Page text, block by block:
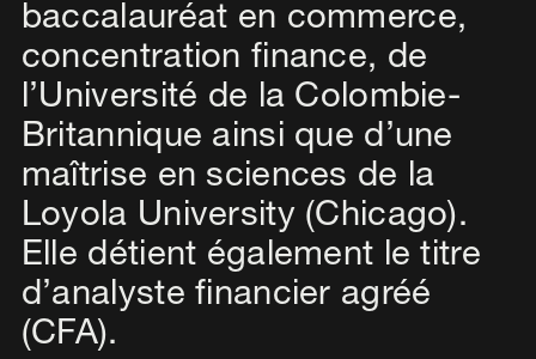
baccalauréat en commerce,
concentration finance, de
l’Université de la Colombie-
Britannique ainsi que d’une
maîtrise en sciences de la
Loyola University (Chicago).
Elle détient également le titre
d’analyste financier agréé
(CFA).